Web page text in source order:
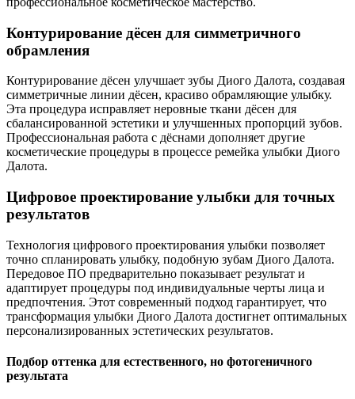
Контурирование дёсен для симметричного
обрамления
Контурирование дёсен улучшает зубы Диого Далота, создавая
симметричные линии дёсен, красиво обрамляющие улыбку.
Эта процедура исправляет неровные ткани дёсен для
сбалансированной эстетики и улучшенных пропорций зубов.
Профессиональная работа с дёснами дополняет другие
косметические процедуры в процессе ремейка улыбки Диого
Далота.
Цифровое проектирование улыбки для точных
результатов
Технология цифрового проектирования улыбки позволяет
точно спланировать улыбку, подобную зубам Диого Далота.
Передовое ПО предварительно показывает результат и
адаптирует процедуры под индивидуальные черты лица и
предпочтения. Этот современный подход гарантирует, что
трансформация улыбки Диого Далота достигнет оптимальных
персонализированных эстетических результатов.
Подбор оттенка для естественного, но фотогеничного
результата